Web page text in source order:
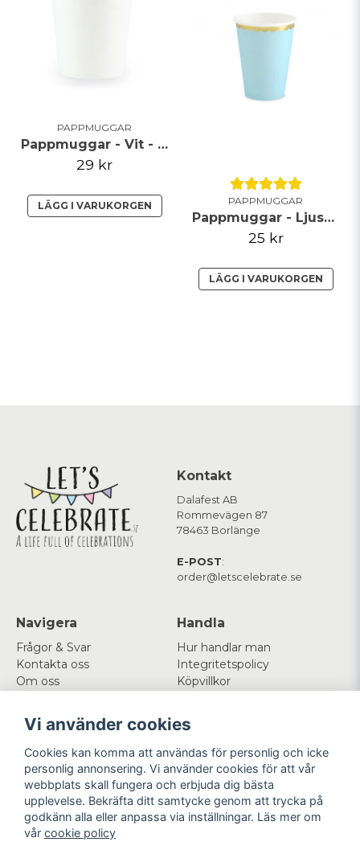
PAPPMUGGAR
Pappmuggar - Vit - Guldkant
29 kr
LÄGG I VARUKORGEN PAPPMUGGAR
Pappmuggar - Ljusblå - Guldkant
25 kr
LÄGG I VARUKORGEN
Kontakt
Dalafest AB
Rommevägen 87
78463 Borlänge
E-POST:
order@letscelebrate.se
Navigera
Frågor & Svar
Kontakta oss
Om oss
Handla
Hur handlar man
Integritetspolicy
Köpvillkor
Mitt konto
Logga in
Registrera dig
Glömt lösenord?
Följ oss
Facebook
Instagram
Betala enkelt Vi levererar med
Vi använder cookies
Cookies kan komma att användas för personlig och icke
personlig annonsering. Vi använder cookies för att vår
webbplats skall fungera och erbjuda dig bästa
upplevelse. Bekräfta ditt samtycke genom att trycka på
godkänn alla eller anpassa via inställningar. Läs mer om
vår cookie policy